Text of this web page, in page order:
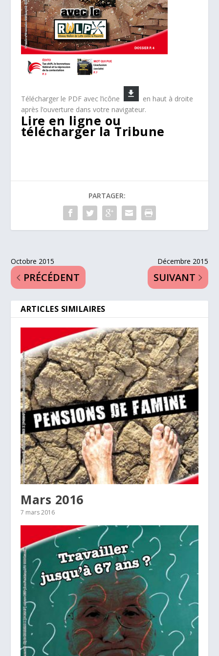
Télécharger le PDF avec l’icône
en haut à droite
après l’ouverture dans votre navigateur.
Lire en ligne ou
télécharger la Tribune
PARTAGER:
Octobre 2015
PRÉCÉDENT
Décembre 2015
SUIVANT
ARTICLES SIMILAIRES
Mars 2016
7 mars 2016